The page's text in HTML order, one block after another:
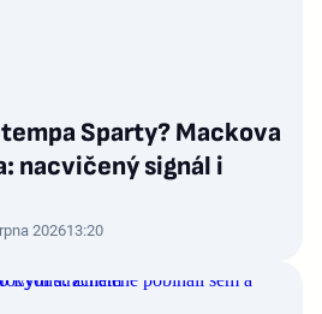
Sparty? Mackova
nacvičený signál i
202613:20